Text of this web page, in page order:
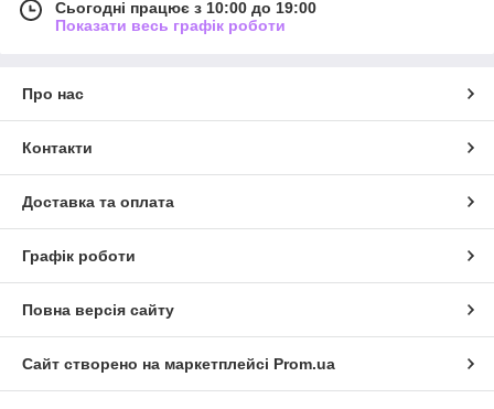
Сьогодні працює з 10:00 до 19:00
Показати весь графік роботи
Про нас
Контакти
Доставка та оплата
Графік роботи
Повна версія сайту
Сайт створено на маркетплейсі Prom.ua